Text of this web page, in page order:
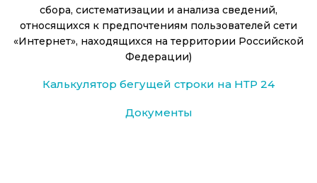
сбора, систематизации и анализа сведений,
относящихся к предпочтениям пользователей сети
«Интернет», находящихся на территории Российской
Федерации)
Калькулятор бегущей строки на НТР 24
Документы